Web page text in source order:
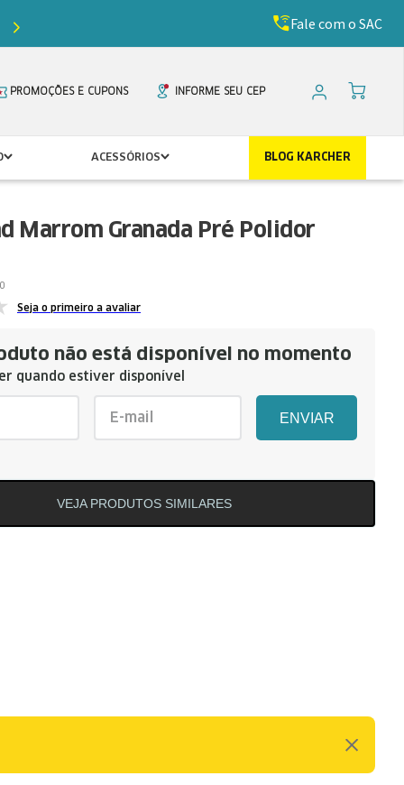
de desconto com o cupomFale com o SAC
PROMOÇÕES E CUPONS INFORME SEU CEP
ACESSÓRIOS BLOG KARCHER
Marrom Granada Pré Polidor
Seja o primeiro a avaliar
não está disponível no momento
quando estiver disponível
ENVIAR
VEJA PRODUTOS SIMILARES